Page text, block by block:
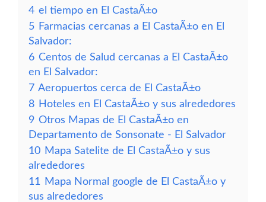
4 el tiempo en El CastaÃ±o
5 Farmacias cercanas a El CastaÃ±o en El
Salvador:
6 Centos de Salud cercanas a El CastaÃ±o
en El Salvador:
7 Aeropuertos cerca de El CastaÃ±o
8 Hoteles en El CastaÃ±o y sus alrededores
9 Otros Mapas de El CastaÃ±o en
Departamento de Sonsonate - El Salvador
10 Mapa Satelite de El CastaÃ±o y sus
alrededores
11
Mapa Normal google de El CastaÃ±o y
sus alrededores